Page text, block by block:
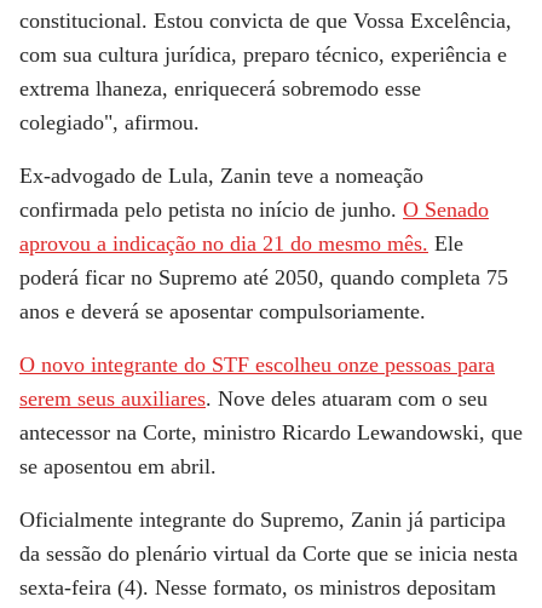
constitucional. Estou convicta de que Vossa Excelência,
com sua cultura jurídica, preparo técnico, experiência e
extrema lhaneza, enriquecerá sobremodo esse
colegiado", afirmou.
Ex-advogado de Lula, Zanin teve a nomeação
confirmada pelo petista no início de junho. O Senado
aprovou a indicação no dia 21 do mesmo mês. Ele
poderá ficar no Supremo até 2050, quando completa 75
anos e deverá se aposentar compulsoriamente.
O novo integrante do STF escolheu onze pessoas para
serem seus auxiliares. Nove deles atuaram com o seu
antecessor na Corte, ministro Ricardo Lewandowski, que
se aposentou em abril.
Oficialmente integrante do Supremo, Zanin já participa
da sessão do plenário virtual da Corte que se inicia nesta
sexta-feira (4). Nesse formato, os ministros depositam